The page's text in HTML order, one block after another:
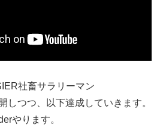
社畜サラリーマン
しつつ、以下達成していきます。
やります。